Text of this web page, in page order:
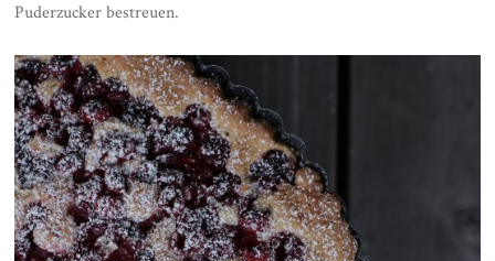
Puderzucker bestreuen.